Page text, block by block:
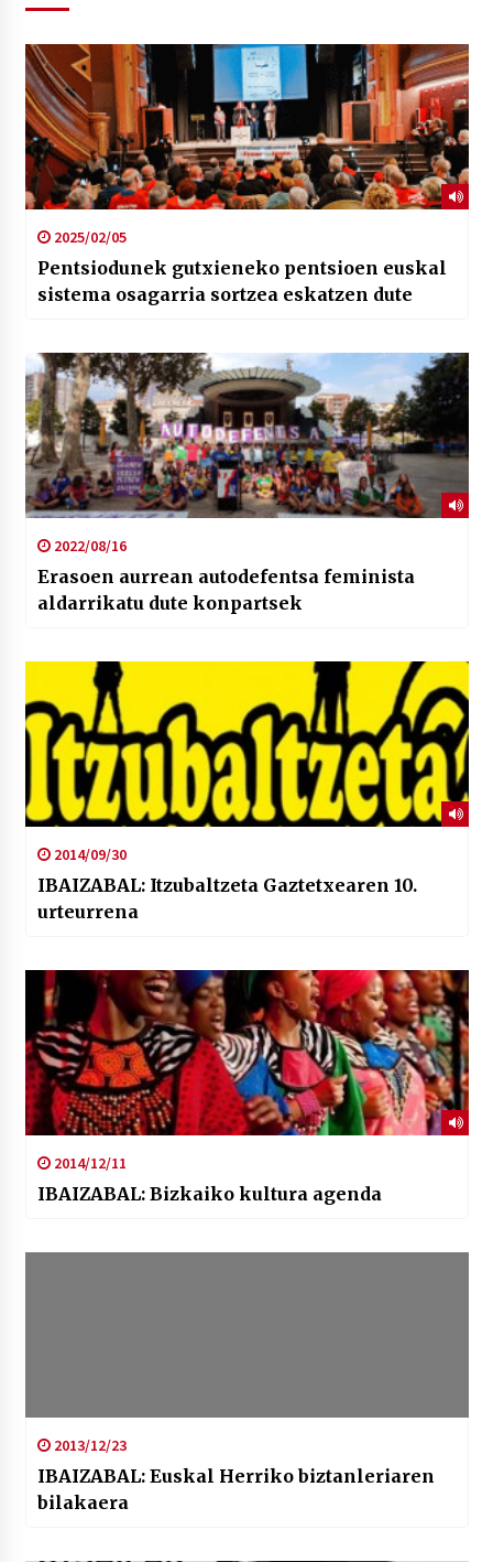
2025/02/05
Pentsiodunek gutxieneko pentsioen euskal
sistema osagarria sortzea eskatzen dute
2022/08/16
Erasoen aurrean autodefentsa feminista
aldarrikatu dute konpartsek
2014/09/30
IBAIZABAL: Itzubaltzeta Gaztetxearen 10.
urteurrena
2014/12/11
IBAIZABAL: Bizkaiko kultura agenda
2013/12/23
IBAIZABAL: Euskal Herriko biztanleriaren
bilakaera